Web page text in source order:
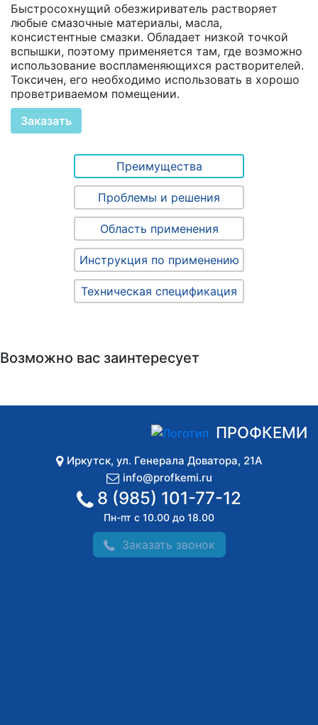
Быстросохнущий обезжириватель растворяет
любые смазочные материалы, масла,
консистентные смазки. Обладает низкой точкой
вспышки, поэтому применяется там, где возможно
использование воспламеняющихся растворителей.
Токсичен, его необходимо использовать в хорошо
проветриваемом помещении.
Заказать
Преимущества
Проблемы и решения
Область применения
Инструкция по применению
Техническая спецификация
Возможно вас заинтересует
ПРОФКЕМИ
Иркутск, ул. Генерала Доватора, 21А
info@profkemi.ru
8 (985) 101-77-12
Пн-пт с 10.00 до 18.00
Заказать звонок